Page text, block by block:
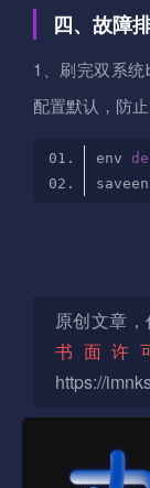
四、故障
1、刷完双系
配置默认，防
env
原创文章，
书面许
https://